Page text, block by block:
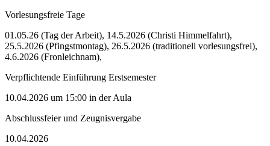
Vorlesungsfreie Tage
01.05.26 (Tag der Arbeit), 14.5.2026 (Christi Himmelfahrt),
25.5.2026 (Pfingstmontag), 26.5.2026 (traditionell vorlesungsfrei),
4.6.2026 (Fronleichnam),
Verpflichtende Einführung Erstsemester
10.04.2026 um 15:00 in der Aula
Abschlussfeier und Zeugnisvergabe
10.04.2026